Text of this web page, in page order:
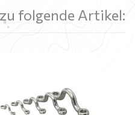
folgende Artikel: